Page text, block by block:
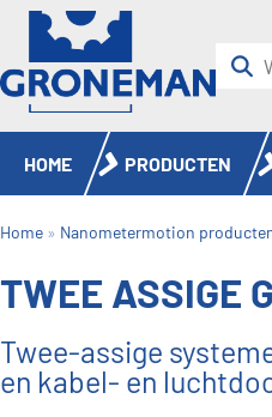
HOME PRODUCTEN
Home » Nanometermotion
TWEE ASSIGE
Twee-assige
en kabel- en